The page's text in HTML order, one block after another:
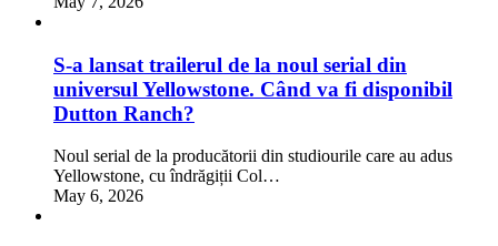
S-a lansat trailerul de la noul serial din
universul Yellowstone. Când va fi disponibil
Dutton Ranch?
Noul serial de la producătorii din studiourile care au adus
Yellowstone, cu îndrăgiții Col…
May 6, 2026